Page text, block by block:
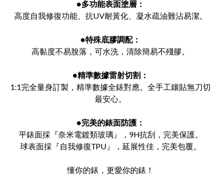
●多功能表面塗層：
高度自我修復功能、抗UV耐黃化、凝水疏油難沾易潔。
●特殊底膠調配：
高黏度不易脫落，可水洗，清除簡易不殘膠。
●精準數據雷射切割：
1:1完全量身訂製，精準數據全錶對應。全手工鑲貼無刀切
最安心。
●完美的錶面防護：
平錶面採『奈米電鍍類玻璃』，9H抗刮，完美保護。
球表面採『自我修復TPU』，延展性佳，完美包覆。
懂你的錶，更愛你的錶！